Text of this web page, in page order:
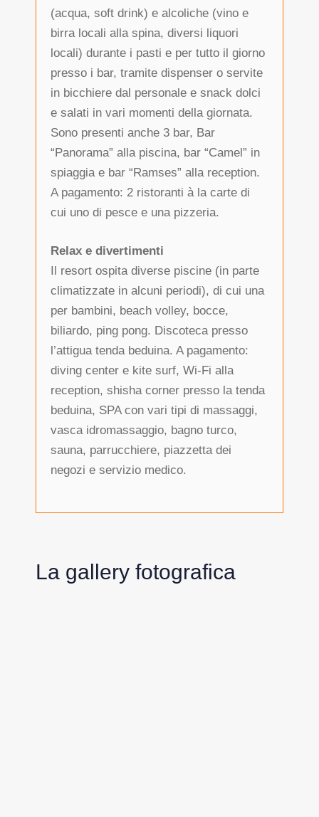
(acqua, soft drink) e alcoliche (vino e
birra locali alla spina, diversi liquori
locali) durante i pasti e per tutto il giorno
presso i bar, tramite dispenser o servite
in bicchiere dal personale e snack dolci
e salati in vari momenti della giornata.
Sono presenti anche 3 bar, Bar
“Panorama” alla piscina, bar “Camel” in
spiaggia e bar “Ramses” alla reception.
A pagamento: 2 ristoranti à la carte di
cui uno di pesce e una pizzeria.
Relax e divertimenti
Il resort ospita diverse piscine (in parte
climatizzate in alcuni periodi), di cui una
per bambini, beach volley, bocce,
biliardo, ping pong. Discoteca presso
l’attigua tenda beduina. A pagamento:
diving center e kite surf, Wi-Fi alla
reception, shisha corner presso la tenda
beduina, SPA con vari tipi di massaggi,
vasca idromassaggio, bagno turco,
sauna, parrucchiere, piazzetta dei
negozi e servizio medico.
La gallery fotografica